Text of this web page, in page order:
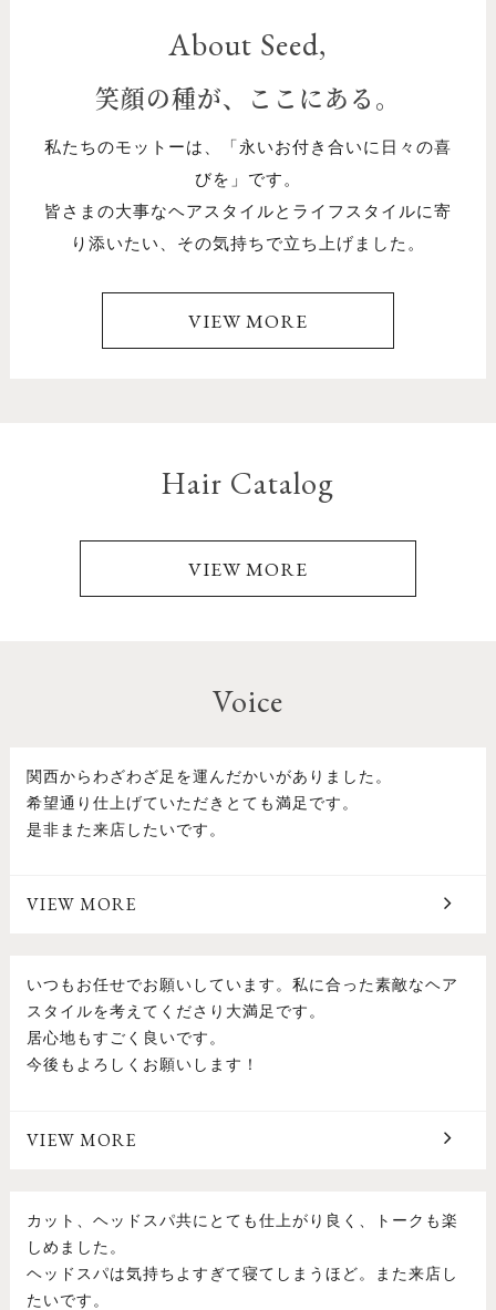
About Seed,
笑顔の種が、ここにある。
私たちのモットーは、「永いお付き合いに日々の喜
びを」です。
皆さまの大事なヘアスタイルとライフスタイルに寄
り添いたい、その気持ちで立ち上げました。
VIEW MORE
Hair Catalog
VIEW MORE
Voice
関西からわざわざ足を運んだかいがありました。
希望通り仕上げていただきとても満足です。
是非また来店したいです。
VIEW MORE
いつもお任せでお願いしています。私に合った素敵なヘア
スタイルを考えてくださり大満足です。
居心地もすごく良いです。
今後もよろしくお願いします！
VIEW MORE
カット、ヘッドスパ共にとても仕上がり良く、トークも楽
しめました。
ヘッドスパは気持ちよすぎて寝てしまうほど。また来店し
たいです。